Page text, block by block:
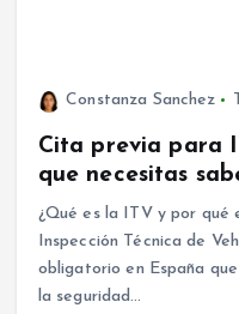
Constanza Sanchez
Cita previa para
que necesitas
¿Qué es la ITV y por qué
Inspección Técnica de
obligatorio en España
la seguridad…